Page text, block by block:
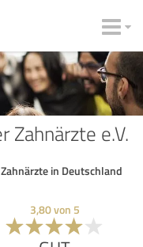
Zahnärzte e.V.
in Deutschland
3,80von 5